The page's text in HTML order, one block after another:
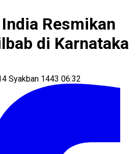
Resmikan
di Karnataka
Syakban 1443 06:32